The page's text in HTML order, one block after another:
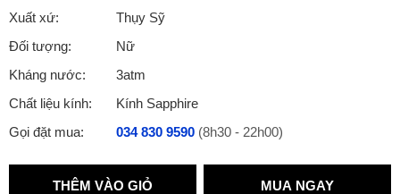
Xuất xứ:
Thụy Sỹ
Đối tượng:
Nữ
Kháng nước:
3atm
Chất liệu kính:
Kính Sapphire
Gọi đặt mua:
034 830 9590 (8h30 - 22h00)
THÊM VÀO GIỎ MUA NGAY